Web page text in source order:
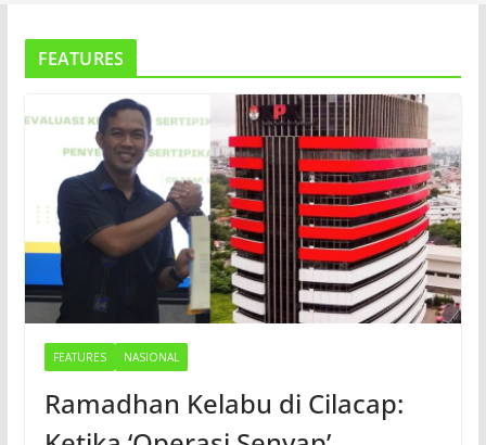
FEATURES
FEATURES NASIONAL
Ramadhan Kelabu di Cilacap: